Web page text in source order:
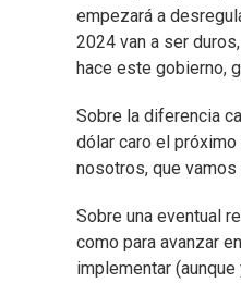
empezará a
2024 van a ser
hace este gobierno,
Sobre la diferencia
dólar caro el próximo
nosotros, que vamos
Sobre una eventual
como para avanzar
implementar